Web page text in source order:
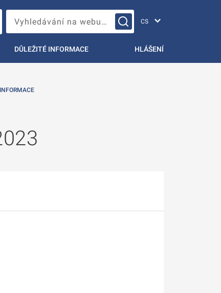
Vyhledávání na webu…
DŮLEŽITÉ INFORMACE HLÁŠENÍ